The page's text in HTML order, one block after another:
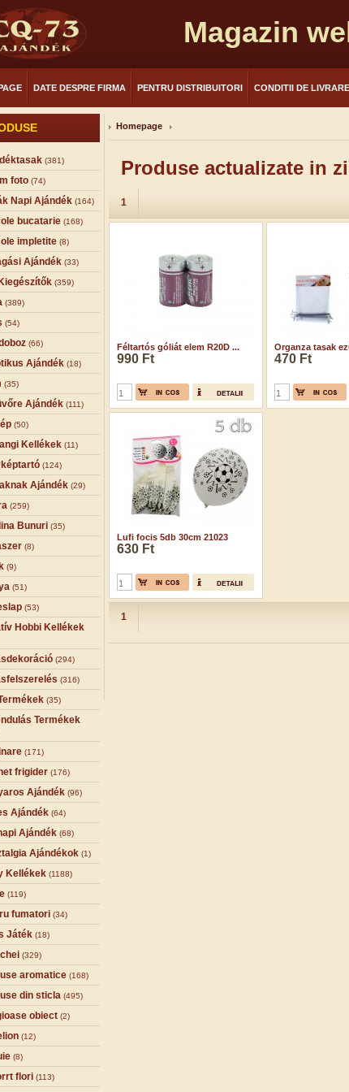
Magazin
DATE DESPRE FIRMA PENTRU DISTRIBUITORI CONDITII DE LIVRARE
(381)
foto (74)
Napi Ajándék (164)
bucatarie (168)
impletite (8)
Ajándék (33)
(359)
(389)
(54)
(66)
Ajándék (18)
(35)
Ajándék (111)
(50)
Kellékek (11)
(124)
Ajándék (29)
(259)
Bunuri (35)
(8)
(9)
(51)
(53)
Hobbi Kellékek
(294)
(316)
(35)
Termékek
(171)
frigider (176)
Ajándék (96)
Ajándék (64)
Ajándék (68)
Ajándékok (1)
Kellékek (1188)
(119)
fumatori (34)
Játék (18)
(329)
aromatice (168)
din sticla (495)
obiect (2)
(12)
(8)
flori (113)
Homepage
Produse actualizate in
1
Féltartós góliát elem R20D ...
990 Ft
Organza tasak
470 Ft
Lufi focis 5db 30cm 21023
630 Ft
1